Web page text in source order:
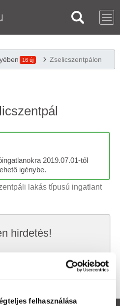
felhasználása
16 új Zselicszentpálon
2019.07.01-től
igénybe.
lakás típusú ingatlant
hirdetés!
amit keresel.